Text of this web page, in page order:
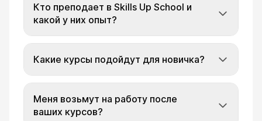
Кто преподает в Skills Up School и
какой у них опыт?
Какие курсы подойдут для новичка?
Меня возьмут на работу после
ваших курсов?